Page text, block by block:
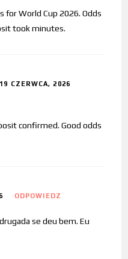
for World Cup 2026. Odds
took minutes.
19 CZERWCA, 2026
confirmed. Good odds
ODPOWIEDZ
se deu bem. Eu